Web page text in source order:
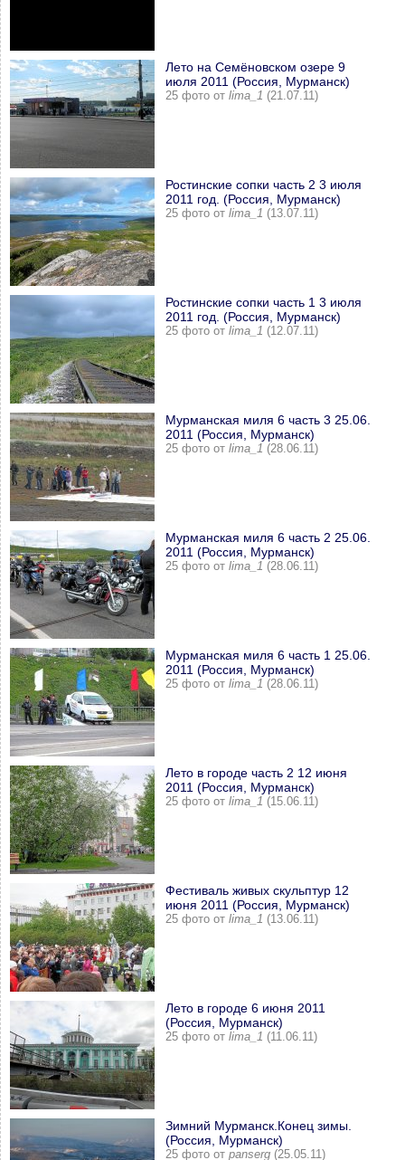
Лето на Семёновском озере 9
июля 2011 (Россия, Мурманск)
25 фото от lima_1 (21.07.11)
Ростинские сопки часть 2 3 июля
2011 год. (Россия, Мурманск)
25 фото от lima_1 (13.07.11)
Ростинские сопки часть 1 3 июля
2011 год. (Россия, Мурманск)
25 фото от lima_1 (12.07.11)
Мурманская миля 6 часть 3 25.06.
2011 (Россия, Мурманск)
25 фото от lima_1 (28.06.11)
Мурманская миля 6 часть 2 25.06.
2011 (Россия, Мурманск)
25 фото от lima_1 (28.06.11)
Мурманская миля 6 часть 1 25.06.
2011 (Россия, Мурманск)
25 фото от lima_1 (28.06.11)
Лето в городе часть 2 12 июня
2011 (Россия, Мурманск)
25 фото от lima_1 (15.06.11)
Фестиваль живых скульптур 12
июня 2011 (Россия, Мурманск)
25 фото от lima_1 (13.06.11)
Лето в городе 6 июня 2011
(Россия, Мурманск)
25 фото от lima_1 (11.06.11)
Зимний Мурманск.Конец зимы.
(Россия, Мурманск)
25 фото от panserg (25.05.11)